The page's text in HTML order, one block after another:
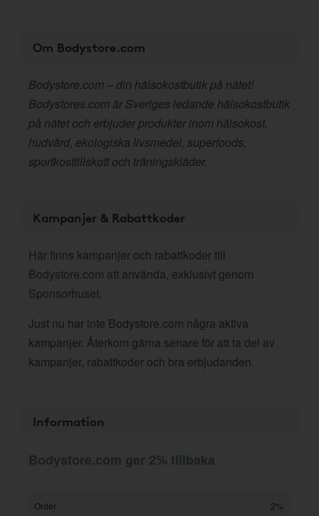
Om Bodystore.com
Bodystore.com – din hälsokostbutik på nätet!
Bodystores.com är Sveriges ledande hälsokostbutik
på nätet och erbjuder produkter inom hälsokost,
hudvård, ekologiska livsmedel, superfoods,
sportkosttillskott och träningskläder.
Kampanjer & Rabattkoder
Här finns kampanjer och rabattkoder till
Bodystore.com att använda, exklusivt genom
Sponsorhuset.
Just nu har inte Bodystore.com några aktiva
kampanjer. Återkom gärna senare för att ta del av
kampanjer, rabattkoder och bra erbjudanden.
Information
Bodystore.com ger 2% tillbaka
Order
2%